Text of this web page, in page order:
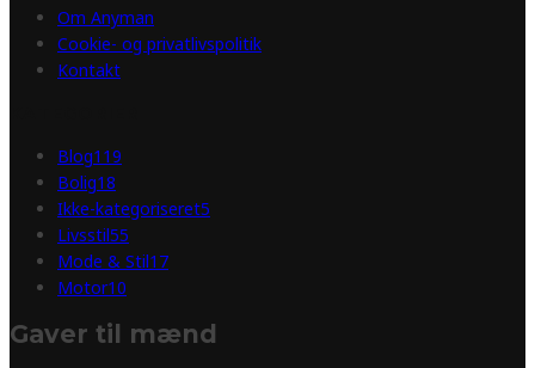
Om Anyman
Cookie- og privatlivspolitik
Kontakt
Blog119
Bolig18
Ikke-kategoriseret5
Livsstil55
Mode & Stil17
Motor10
Gaver til mænd